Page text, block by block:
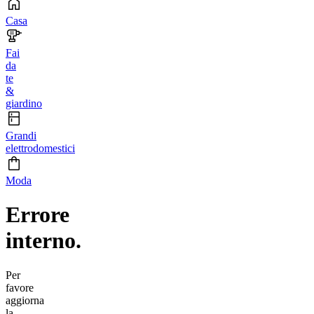
Casa
Fai
da
te
&
giardino
Grandi
elettrodomestici
Moda
Errore
interno.
Per
favore
aggiorna